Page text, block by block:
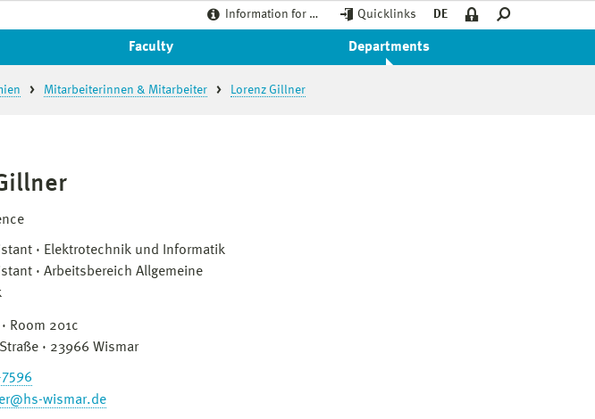
Information for … Quicklinks DE
Faculty Departments
Mitarbeiterinnen & Mitarbeiter Lorenz Gillner
Elektrotechnik und Informatik
Arbeitsbereich Allgemeine
Room 201c
· 23966 Wismar
wismar.de